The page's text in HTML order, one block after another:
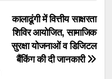
कालाढूंगी में वित्तीय साक्षरता
शिविर आयोजित, सामाजिक
सुरक्षा योजनाओं व डिजिटल
बैंकिंग की दी जानकारी